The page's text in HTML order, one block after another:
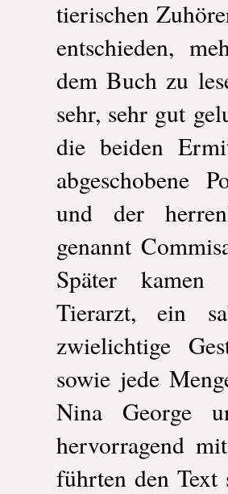
tierischen
entschieden,
dem Buch zu
sehr, sehr gut
die beiden
abgeschobene
und der
genannt
Später
Tierarzt, ein
zwielichtige
sowie jede
Nina George
hervorragend
führten den Text